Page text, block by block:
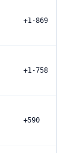
+1-869
+1-758
+590